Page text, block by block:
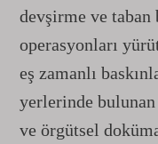
devşirme ve taban
operasyonları
eş zamanlı
yerlerinde
ve örgütsel